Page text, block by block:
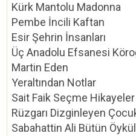
Kürk Mantolu Madonna
Pembe İncili Kaftan
Esir Şehrin İnsanları
Üç Anadolu Efsanesi
Martin Eden
Yeraltından Notlar
Sait Faik Seçme Hikayeler
Rüzgarı Dizginleyen
Sabahattin Ali Bütün